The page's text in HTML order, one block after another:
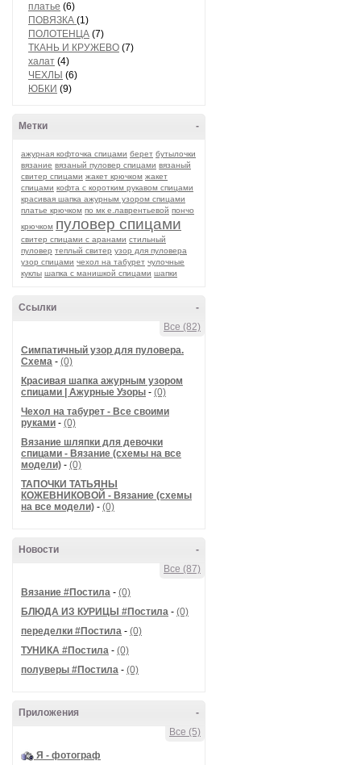
платье (6)
ПОВЯЗКА (1)
ПОЛОТЕНЦА (7)
ТКАНЬ И КРУЖЕВО (7)
халат (4)
ЧЕХЛЫ (6)
ЮБКИ (9)
-
Метки
ажурная кофточка спицами берет бутылочки
вязание вязаный пуловер спицами вязаный
свитер спицами жакет крючком жакет
спицами кофта с коротким рукавом спицами
красивая шапка ажурным узором спицами
платье крючком по мк е.лаврентьевой пончо
крючком пуловер спицами
свитер спицами с аранами стильный
пуловер теплый свитер узор для пуловера
узор спицами чехол на табурет чулочные
куклы шапка с манишкой спицами шапки
-
Ссылки
Все (82)
Симпатичный узор для пуловера.
Схема - (0)
Красивая шапка ажурным узором
спицами | Ажурные Узоры - (0)
Чехол на табурет - Все своими
руками - (0)
Вязание шляпки для девочки
спицами - Вязание (схемы на все
модели) - (0)
ТАПОЧКИ ТАТЬЯНЫ
КОЖЕВНИКОВОЙ - Вязание (схемы
на все модели) - (0)
-
Новости
Все (87)
Вязание #Постила - (0)
БЛЮДА ИЗ КУРИЦЫ #Постила - (0)
переделки #Постила - (0)
ТУНИКА #Постила - (0)
полуверы #Постила - (0)
-
Приложения
Все (5)
Я - фотограф